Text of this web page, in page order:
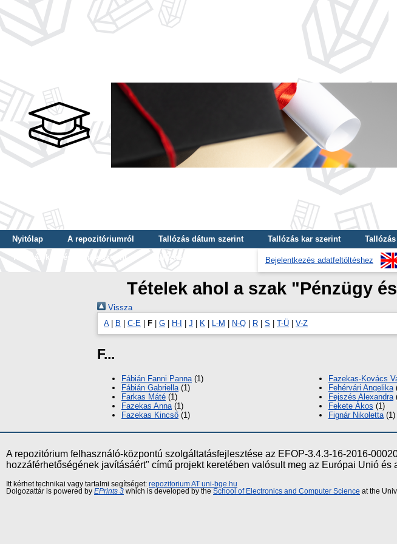
Nyitólap A repozitóriumról Tallózás dátum szerint Tallózás kar szerint
Tallózás képzés szintje szerint
Tallózás kulcsszó szerint Bejelentkezés adatfeltöltéshez
Tételek ahol a szak "Pénzügy
Vissza
A| B C-E F G H-I J K L-M N-Q R S T-Ü V-Z
F...
Fábián Fanni Panna(1)
Fábián Gabriella(1)
Farkas Máté (1)
Fazekas Anna(1)
Fazekas Kincső (1)
Fazekas-Kovács
Fehérvári Angelika
Fejszés Alexandra
Fekete Ákos (1)
Fignár Nikoletta(1)
A repozitórium felhasználó-központú szolgáltatásfejlesztése az EFOP-3.4.3-16-2016-
hozzáférhetőségének javításáért" című projekt keretében valósult meg az Európai Unió és
Itt kérhet technikai vagy tartalmi segítséget: repozitorium AT uni-bge.hu
Dolgozattár is powered by EPrints 3 which is developed by the School of Electronics and Computer Science at the